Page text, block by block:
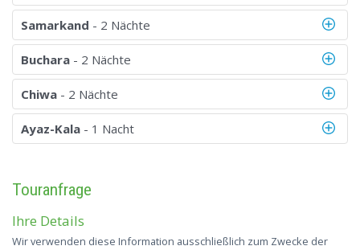
Samarkand - 2 Nächte
Buchara - 2 Nächte
Chiwa - 2 Nächte
Ayaz-Kala - 1 Nacht
Touranfrage
Ihre Details
Wir verwenden diese Information ausschließlich zum Zwecke der